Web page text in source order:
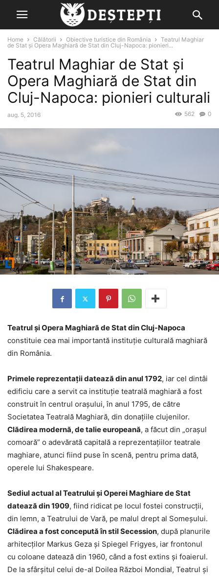
Home Călătorii Obiective turistice din România
Teatrul Maghiar
de Stat și Opera Maghiară de Stat din Cluj-Napoca: pionieri...
Teatrul Maghiar de Stat și
Opera Maghiară de Stat din
Cluj-Napoca: pionieri culturali
aug. 5, 2016 0
562
Teatrul și Opera Maghiară de Stat din Cluj-Napoca
constituie cea mai importantă instituție culturală maghiară
din România.
Primele reprezentații datează din anul 1792, iar cel dintâi
edificiu care a servit ca instituție teatrală maghiară a fost
construit în centrul orașului, în anul 1795, de către
Societatea Teatrală Maghiară, din donațiile clujenilor.
Clădirea modernă, de talie europeană, a făcut din „orașul
comoară” o adevărată capitală a reprezentațiilor teatrale
maghiare, atunci fiind puse în scenă, pentru prima dată,
operele lui Shakespeare.
Sediul actual al Teatrului și Operei Maghiare de Stat
datează din 1909, fiind ridicat pe locul fostei construcții,
din lemn, a Teatrului de Vară, pe malul drept al Someșului.
Clădirea a fost concepută în stil Secession, după planurile
arhitecților Markus Geza și Spiegel Frigyes, iar frontonul
cu coloane datează din 1960, când a fost extins și foaierul.
De la sfârșitul celui de-al Doilea Război Mondial, Teatrul și